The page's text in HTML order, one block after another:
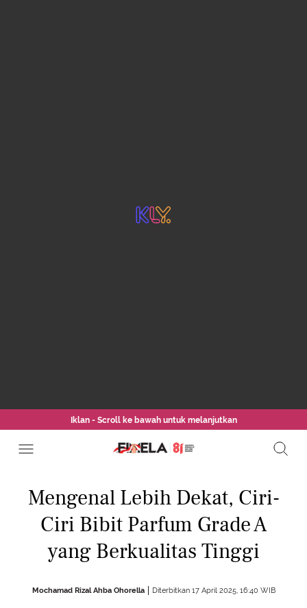
Iklan - Scroll ke bawah untuk melanjutkan
Mengenal Lebih Dekat, Ciri-
Ciri Bibit Parfum Grade A
yang Berkualitas Tinggi
Mochamad Rizal Ahba Ohorella Diterbitkan 17 April 2025, 16:40 WIB